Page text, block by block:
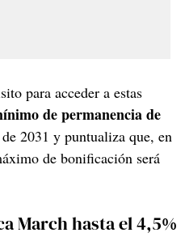
para acceder a estas
de permanencia de
2031 y puntualiza que, en
de bonificación será
March hasta el 4,5%